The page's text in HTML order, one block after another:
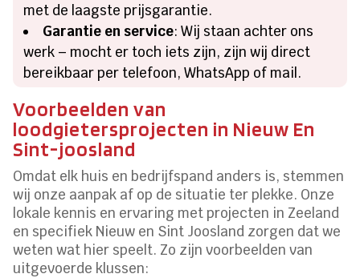
met de laagste prijsgarantie.
Garantie en service: Wij staan achter ons
werk – mocht er toch iets zijn, zijn wij direct
bereikbaar per telefoon, WhatsApp of mail.
Voorbeelden van
loodgietersprojecten in Nieuw En
Sint-joosland
Omdat elk huis en bedrijfspand anders is, stemmen
wij onze aanpak af op de situatie ter plekke. Onze
lokale kennis en ervaring met projecten in Zeeland
en specifiek Nieuw en Sint Joosland zorgen dat we
weten wat hier speelt. Zo zijn voorbeelden van
uitgevoerde klussen: